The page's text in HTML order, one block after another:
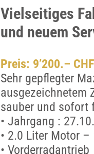
Vielseitiges
und neuem
Preis: 9’200.– CHF
Sehr gepflegter
ausgezeichnetem
sauber und sofort
• Jahrgang :
• 2.0 Liter Motor –
• Vorderradantrieb